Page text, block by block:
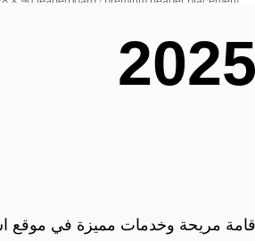
مريحة وخدمات مميزة في موقع